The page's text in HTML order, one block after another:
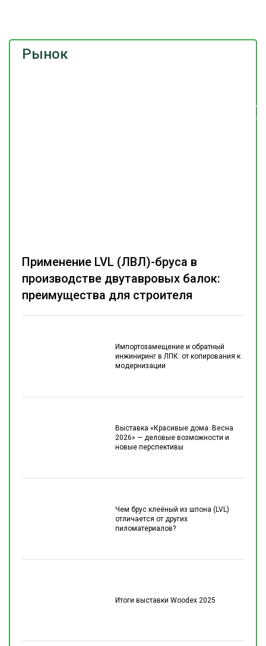
Рынок
Импортозамещение и обратный
инжиниринг в ЛПК: от копирования к
модернизации
Выставка «Красивые дома. Весна
2026» — деловые возможности и
новые перспективы
Чем брус клеёный из шпона (LVL)
отличается от других
пиломатериалов?
Итоги выставки Woodex 2025
Применение LVL (ЛВЛ)-бруса в
производстве двутавровых балок:
преимущества для строителя
Подпишитесь
телеграм-канал